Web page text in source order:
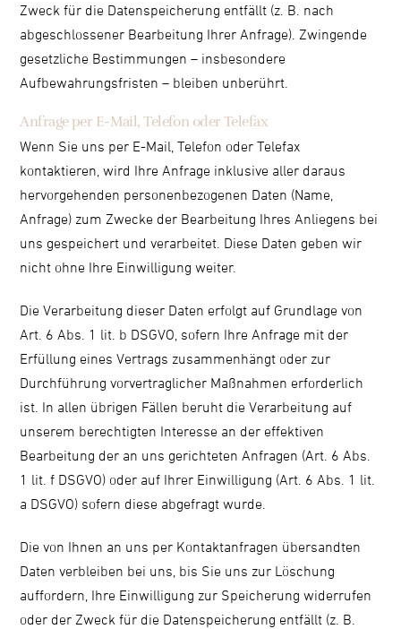
Zweck für die Datenspeicherung entfällt (z. B. nach
abgeschlossener Bearbeitung Ihrer Anfrage). Zwingende
gesetzliche Bestimmungen – insbesondere
Aufbewahrungsfristen – bleiben unberührt.
Anfrage per E-Mail, Telefon oder Telefax
Wenn Sie uns per E-Mail, Telefon oder Telefax
kontaktieren, wird Ihre Anfrage inklusive aller daraus
hervorgehenden personenbezogenen Daten (Name,
Anfrage) zum Zwecke der Bearbeitung Ihres Anliegens bei
uns gespeichert und verarbeitet. Diese Daten geben wir
nicht ohne Ihre Einwilligung weiter.
Die Verarbeitung dieser Daten erfolgt auf Grundlage von
Art. 6 Abs. 1 lit. b DSGVO, sofern Ihre Anfrage mit der
Erfüllung eines Vertrags zusammenhängt oder zur
Durchführung vorvertraglicher Maßnahmen erforderlich
ist. In allen übrigen Fällen beruht die Verarbeitung auf
unserem berechtigten Interesse an der effektiven
Bearbeitung der an uns gerichteten Anfragen (Art. 6 Abs.
1 lit. f DSGVO) oder auf Ihrer Einwilligung (Art. 6 Abs. 1 lit.
a DSGVO) sofern diese abgefragt wurde.
Die von Ihnen an uns per Kontaktanfragen übersandten
Daten verbleiben bei uns, bis Sie uns zur Löschung
auffordern, Ihre Einwilligung zur Speicherung widerrufen
oder der Zweck für die Datenspeicherung entfällt (z. B.